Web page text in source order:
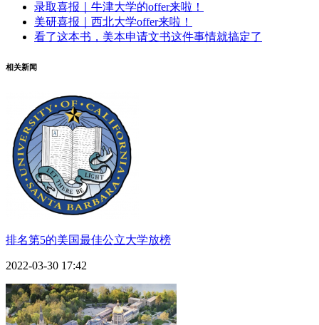
录取喜报｜牛津大学的offer来啦！
美研喜报｜西北大学offer来啦！
看了这本书，美本申请文书这件事情就搞定了
相关新闻
排名第5的美国最佳公立大学放榜
2022-03-30 17:42